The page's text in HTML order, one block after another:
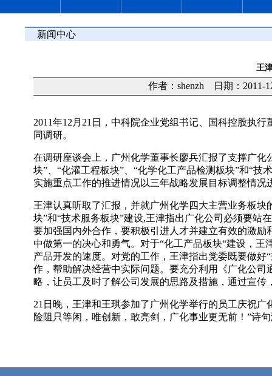
新闻中心
王
作者：shenzh 日期：
2011年12月21日，中科院企业党组书记、国科控股执
同调研。
在调研座谈会上，广州化学董事长廖兵汇报了支撑广
块”、“化灌工程板块”、“化学化工产品检测板块”和“
实施重点工作的推进情况以三年战略发展目标调整情
王津认真听取了汇报，并就广州化学四大主营业务板
块”和“技术服务板块”建设,王津指出广化公司必须要站
要加强国内外合作，要积极引进人才并建立有效的激
中做第一的决心和勇气。对于“化工产品板块“建设，
产品开发的速度。对党的工作，王津指出党委既要做
作，帮助解决经营中实际问题。要充分利用《广化公
略，让员工及时了解公司发展的思路及措施，通过宣传
21日晚，王津和王琪参加了广州化学举行的员工庆祝
险阻只等闲，唯创新，敢亮剑，广化事业更无前！”诗